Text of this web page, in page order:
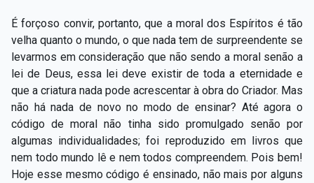
É forçoso convir, portanto, que a moral dos Espíritos é tão
velha quanto o mundo, o que nada tem de surpreendente se
levarmos em consideração que não sendo a moral senão a
lei de Deus, essa lei deve existir de toda a eternidade e
que a criatura nada pode acrescentar à obra do Criador. Mas
não há nada de novo no modo de ensinar? Até agora o
código de moral não tinha sido promulgado senão por
algumas individualidades; foi reproduzido em livros que
nem todo mundo lê e nem todos compreendem. Pois bem!
Hoje esse mesmo código é ensinado, não mais por alguns